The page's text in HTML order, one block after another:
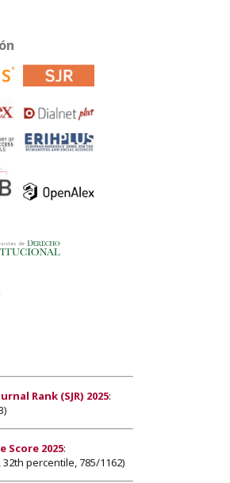
Rank (SJR) 2025:
Score 2025:
32th percentile, 785/1162)